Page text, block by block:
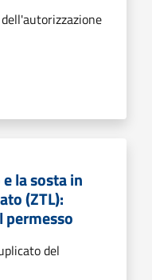
la sosta in
(ZTL):
permesso
del